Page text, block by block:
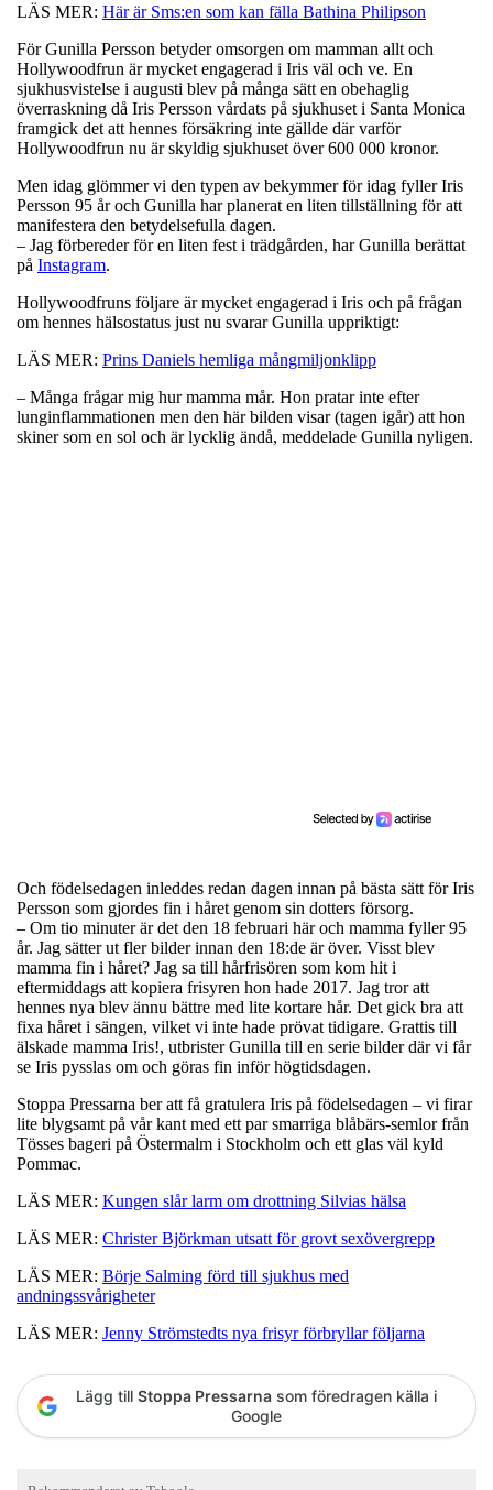
LÄS MER: Här är Sms:en som kan fälla Bathina Philipson
För Gunilla Persson betyder omsorgen om mamman allt och
Hollywoodfrun är mycket engagerad i Iris väl och ve. En
sjukhusvistelse i augusti blev på många sätt en obehaglig
överraskning då Iris Persson vårdats på sjukhuset i Santa Monica
framgick det att hennes försäkring inte gällde där varför
Hollywoodfrun nu är skyldig sjukhuset över 600 000 kronor.
Men idag glömmer vi den typen av bekymmer för idag fyller Iris
Persson 95 år och Gunilla har planerat en liten tillställning för att
manifestera den betydelsefulla dagen.
– Jag förbereder för en liten fest i trädgården, har Gunilla berättat
på Instagram.
Hollywoodfruns följare är mycket engagerad i Iris och på frågan
om hennes hälsostatus just nu svarar Gunilla uppriktigt:
LÄS MER: Prins Daniels hemliga mångmiljonklipp
– Många frågar mig hur mamma mår. Hon pratar inte efter
lunginflammationen men den här bilden visar (tagen igår) att hon
skiner som en sol och är lycklig ändå, meddelade Gunilla nyligen.
Och födelsedagen inleddes redan dagen innan på bästa sätt för Iris
Persson som gjordes fin i håret genom sin dotters försorg.
– Om tio minuter är det den 18 februari här och mamma fyller 95
år. Jag sätter ut fler bilder innan den 18:de är över. Visst blev
mamma fin i håret? Jag sa till hårfrisören som kom hit i
eftermiddags att kopiera frisyren hon hade 2017. Jag tror att
hennes nya blev ännu bättre med lite kortare hår. Det gick bra att
fixa håret i sängen, vilket vi inte hade prövat tidigare. Grattis till
älskade mamma Iris!, utbrister Gunilla till en serie bilder där vi får
se Iris pysslas om och göras fin inför högtidsdagen.
Stoppa Pressarna ber att få gratulera Iris på födelsedagen – vi firar
lite blygsamt på vår kant med ett par smarriga blåbärs-semlor från
Tösses bageri på Östermalm i Stockholm och ett glas väl kyld
Pommac.
LÄS MER: Kungen slår larm om drottning Silvias hälsa
LÄS MER: Christer Björkman utsatt för grovt sexövergrepp
LÄS MER: Börje Salming förd till sjukhus med
andningssvårigheter
LÄS MER: Jenny Strömstedts nya frisyr förbryllar följarna
Lägg till Stoppa Pressarna som föredragen källa i
Google